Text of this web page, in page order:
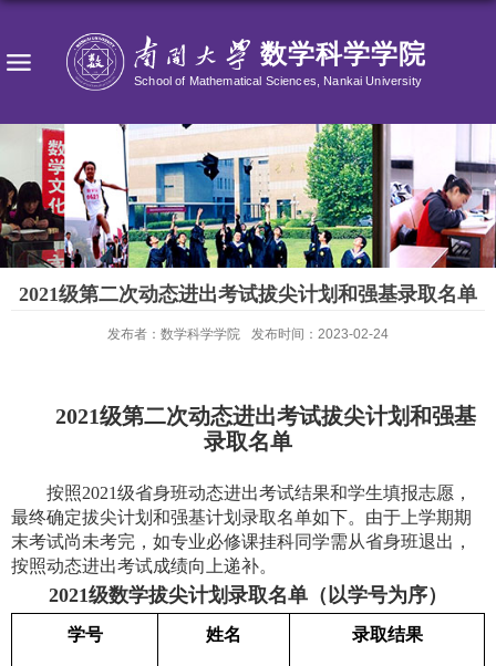
2021级第二次动态进出考试拔尖计划和强基录取名单
发布者：数学科学学院 发布时间：2023-02-24
2021级第二次动态进出考试拔尖计划和强基
录取名单
按照2021级省身班动态进出考试结果和学生填报志愿，
最终确定拔尖计划和强基计划录取名单如下。由于上学期期
末考试尚未考完，如专业必修课挂科同学需从省身班退出，
按照动态进出考试成绩向上递补。
2021级数学拔尖计划录取名单（以学号为序）
学号 姓名 录取结果